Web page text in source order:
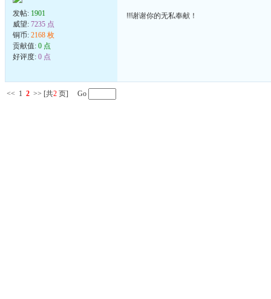
发帖: 1901
威望: 7235 点
铜币: 2168 枚
贡献值: 0 点
好评度: 0 点
!!!谢谢你的无私奉献！
<< 1 2 >> [共2 页] Go